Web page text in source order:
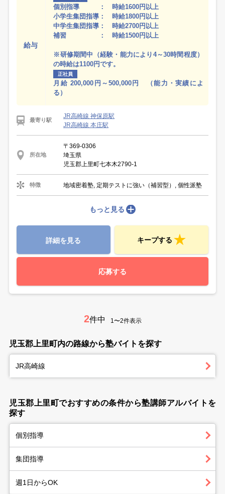
給与
個別指導 ： 時給1600円以上
小学生集団指導： 時給1800円以上
中学生集団指導： 時給2700円以上
補習 ： 時給1500円以上
※研修期間中（経験・能力により4～30時間程度）
の時給は1100円です。
正社員
月給 200,000円～500,000円 （能力・実績によ
る）
最寄り駅
JR高崎線 神保原駅
JR高崎線 本庄駅
所在地
〒369-0306
埼玉県
児玉郡上里町七本木2790-1
特徴 地域密着塾, 定期テストに強い（補習型）, 個性派塾
もっと見る
詳細を見る キープする
応募する
2件中 1〜2件表示
児玉郡上里町内の路線から塾バイトを探す
JR高崎線
児玉郡上里町でおすすめの条件から塾講師アルバイトを
探す
個別指導
集団指導
週1日からOK